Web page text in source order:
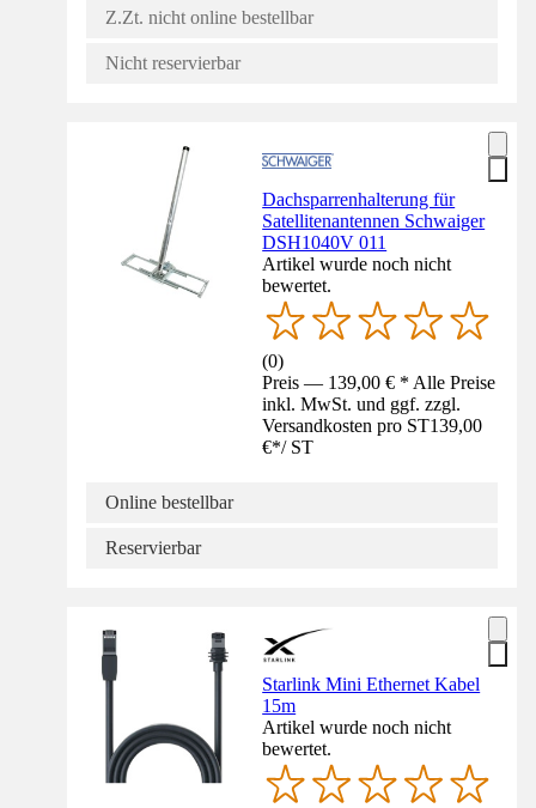
Z.Zt. nicht online bestellbar
Nicht reservierbar
Dachsparrenhalterung für
Satellitenantennen Schwaiger
DSH1040V 011
Artikel wurde noch nicht
bewertet.
(0)
Preis — 139,00 € * Alle Preise
inkl. MwSt. und ggf. zzgl.
Versandkosten pro ST139,00
€*/ ST
Online bestellbar
Reservierbar
Starlink Mini Ethernet Kabel
15m
Artikel wurde noch nicht
bewertet.